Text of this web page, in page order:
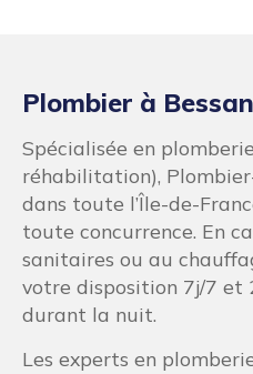
Plombier à
Spécialisée en
réhabilitation),
dans toute l’Île-de-
toute concurrence. En
sanitaires ou au
votre disposition 7j/7 et
durant la nuit.
Les experts en